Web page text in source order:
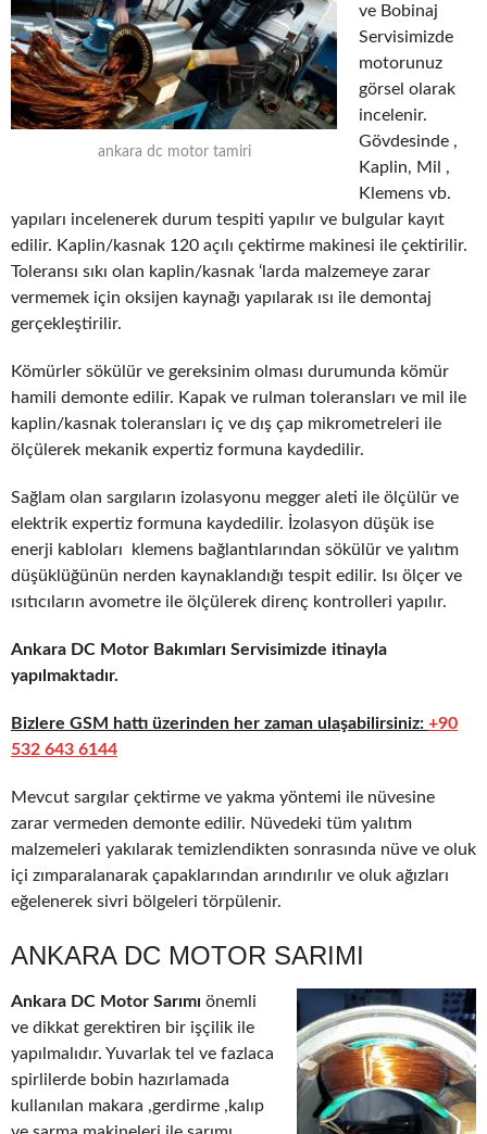
ankara dc motor tamiri
ve Bobinaj
Servisimizde
motorunuz
görsel olarak
incelenir.
Gövdesinde ,
Kaplin, Mil ,
Klemens vb.
yapıları incelenerek durum tespiti yapılır ve bulgular kayıt
edilir. Kaplin/kasnak 120 açılı çektirme makinesi ile çektirilir.
Toleransı sıkı olan kaplin/kasnak ‘larda malzemeye zarar
vermemek için oksijen kaynağı yapılarak ısı ile demontaj
gerçekleştirilir.
Kömürler sökülür ve gereksinim olması durumunda kömür
hamili demonte edilir. Kapak ve rulman toleransları ve mil ile
kaplin/kasnak toleransları iç ve dış çap mikrometreleri ile
ölçülerek mekanik expertiz formuna kaydedilir.
Sağlam olan sargıların izolasyonu megger aleti ile ölçülür ve
elektrik expertiz formuna kaydedilir. İzolasyon düşük ise
enerji kabloları klemens bağlantılarından sökülür ve yalıtım
düşüklüğünün nerden kaynaklandığı tespit edilir. Isı ölçer ve
ısıtıcıların avometre ile ölçülerek direnç kontrolleri yapılır.
Ankara DC Motor Bakımları Servisimizde itinayla
yapılmaktadır.
Bizlere GSM hattı üzerinden her zaman ulaşabilirsiniz: +90
532 643 6144
Mevcut sargılar çektirme ve yakma yöntemi ile nüvesine
zarar vermeden demonte edilir. Nüvedeki tüm yalıtım
malzemeleri yakılarak temizlendikten sonrasında nüve ve oluk
içi zımparalanarak çapaklarından arındırılır ve oluk ağızları
eğelenerek sivri bölgeleri törpülenir.
ANKARA DC MOTOR SARIMI
Ankara DC Motor Sarımı önemli
ve dikkat gerektiren bir işçilik ile
yapılmalıdır. Yuvarlak tel ve fazlaca
spirlilerde bobin hazırlamada
kullanılan makara ,gerdirme ,kalıp